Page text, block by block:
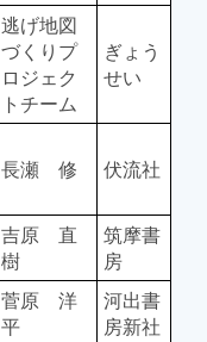
逃げ地図
づくりプ
ロジェク
トチーム
ぎょう
せい
長瀬 修 伏流社
吉原 直
樹
筑摩書
房
菅原 洋
平
河出書
房新社